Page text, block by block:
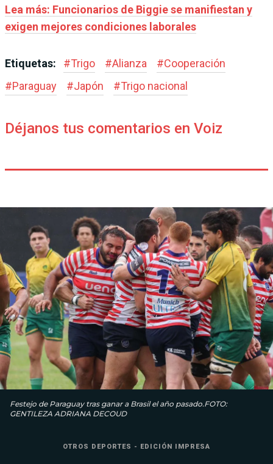
Lea más: Funcionarios de Biggie se manifiestan y
exigen mejores condiciones laborales
Etiquetas: #Trigo #Alianza #Cooperación
#Paraguay #Japón #Trigo nacional
Déjanos tus comentarios en Voiz
Festejo de Paraguay tras ganar a Brasil el año pasado.FOTO:
GENTILEZA ADRIANA DECOUD
OTROS DEPORTES - EDICIÓN IMPRESA